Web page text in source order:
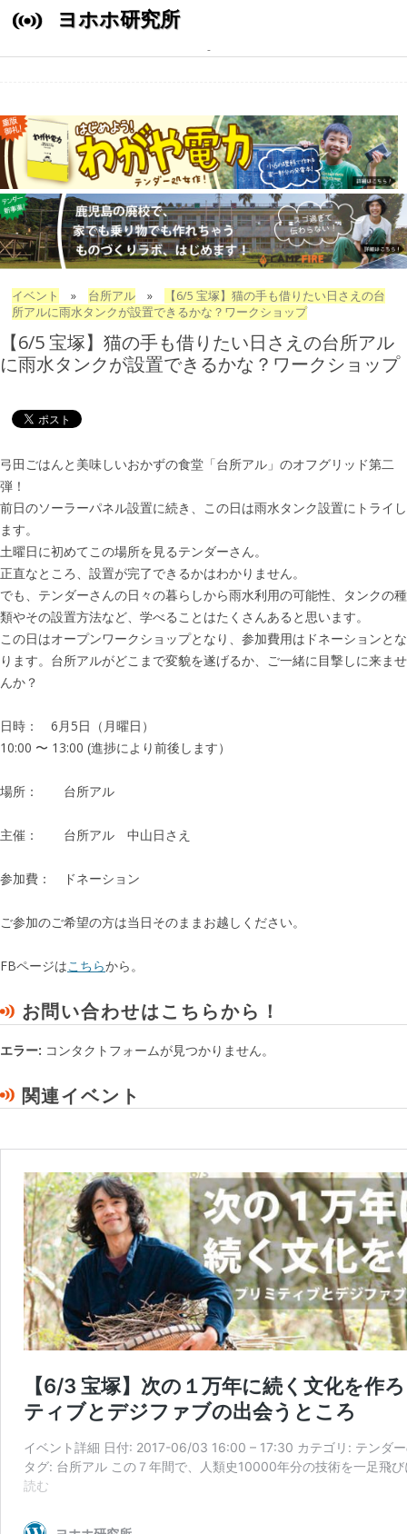
ヨホホ研究所
イベント » 台所アル»
【6/5 宝塚】猫の手も借りたい日さえの台
所アルに雨水タンクが設置できるかな？ワークショップ
【6/5 宝塚】猫の手も借りたい日さえの台所アル
に雨水タンクが設置できるかな？ワークショップ
弓田ごはんと美味しいおかずの食堂「台所アル」のオフグリッド第二
弾！
前日のソーラーパネル設置に続き、この日は雨水タンク設置にトライし
ます。
土曜日に初めてこの場所を見るテンダーさん。
正直なところ、設置が完了できるかはわかりません。
でも、テンダーさんの日々の暮らしから雨水利用の可能性、タンクの種
類やその設置方法など、学べることはたくさんあると思います。
この日はオープンワークショップとなり、参加費用はドネーションとな
ります。台所アルがどこまで変貌を遂げるか、ご一緒に目撃しに来ませ
んか？
日時： 6月5日（月曜日）
10:00 〜 13:00 (進捗により前後します）
場所： 台所アル
主催： 台所アル 中山日さえ
参加費： ドネーション
ご参加のご希望の方は当日そのままお越しください。
FBページはこちらから。
お問い合わせはこちらから！
エラー: コンタクトフォームが見つかりません。
関連イベント